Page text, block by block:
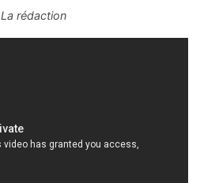
La rédaction